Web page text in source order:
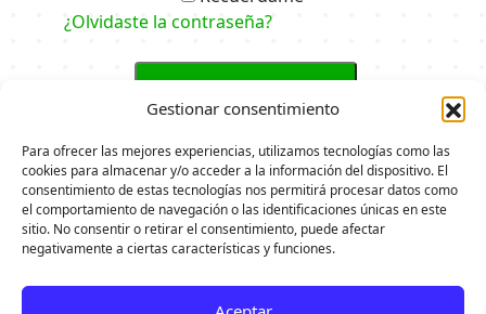
Gestionar consentimiento
Para ofrecer las mejores experiencias, utilizamos tecnologías como las
cookies para almacenar y/o acceder a la información del dispositivo. El
consentimiento de estas tecnologías nos permitirá procesar datos como
el comportamiento de navegación o las identificaciones únicas en este
sitio. No consentir o retirar el consentimiento, puede afectar
negativamente a ciertas características y funciones.
¿Olvidaste la contraseña?
Iniciar sesión
Ingresa con Google